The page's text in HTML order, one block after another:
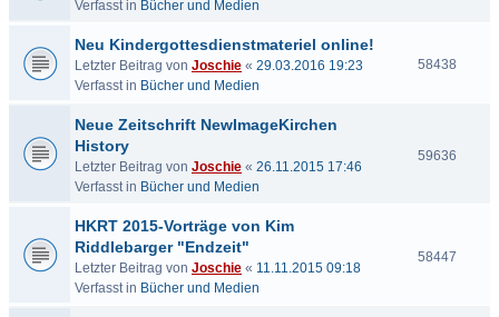
Verfasst in Bücher und Medien
Neu Kindergottesdienstmateriel online!
Letzter Beitrag von Joschie « 29.03.2016 19:23
Verfasst in Bücher und Medien
58438
Neue Zeitschrift NewImageKirchen
History
Letzter Beitrag von Joschie « 26.11.2015 17:46
Verfasst in Bücher und Medien
59636
HKRT 2015-Vorträge von Kim
Riddlebarger "Endzeit"
Letzter Beitrag von Joschie « 11.11.2015 09:18
Verfasst in Bücher und Medien
58447